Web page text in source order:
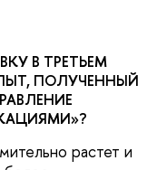
В ТРЕТЬЕМ
ПОЛУЧЕННЫЙ
растет и